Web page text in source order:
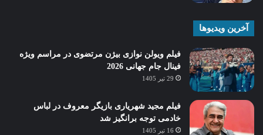
آخرین ویدیوها
فیلم ویولن نوازی بیژن مرتضوی در مراسم ویژه
فینال جام جهانی 2026
29 تیر 1405
فیلم مجید شهریاری بازیگر معروف در لباس
خادمی توجه برانگیز شد
16 تیر 1405